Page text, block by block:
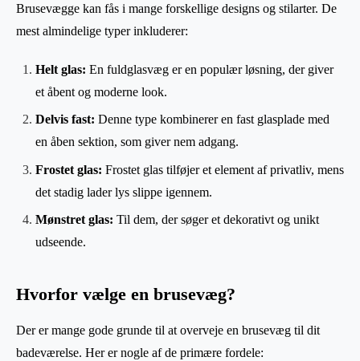
Brusevægge kan fås i mange forskellige designs og stilarter. De
mest almindelige typer inkluderer:
Helt glas: En fuldglasvæg er en populær løsning, der giver
et åbent og moderne look.
Delvis fast: Denne type kombinerer en fast glasplade med
en åben sektion, som giver nem adgang.
Frostet glas: Frostet glas tilføjer et element af privatliv, mens
det stadig lader lys slippe igennem.
Mønstret glas: Til dem, der søger et dekorativt og unikt
udseende.
Hvorfor vælge en brusevæg?
Der er mange gode grunde til at overveje en brusevæg til dit
badeværelse. Her er nogle af de primære fordele: